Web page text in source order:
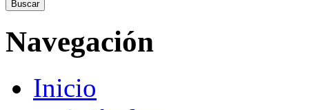
Navegación
Inicio